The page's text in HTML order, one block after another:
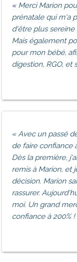
« MerciMarion
prénatale qui m'a
d'être plus
Mais également
pour mon bébé,
digestion, RGO, et
«Avec un passé
de faire confiance
Dès la première,
remis à Marion, et
décision. Marion
rassurer.
moi. Un grand
confiance à 200% !